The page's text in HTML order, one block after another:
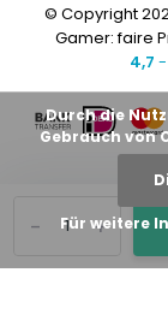
+
-
© Copyright
Gamer: faire
4,7 -
Durch die
Gebrauch von
Für weitere